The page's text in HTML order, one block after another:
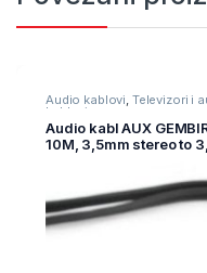
Audio kablovi, Televizori i
kablovi
Audio kabl AUX
10M, 3,5mm stereo to